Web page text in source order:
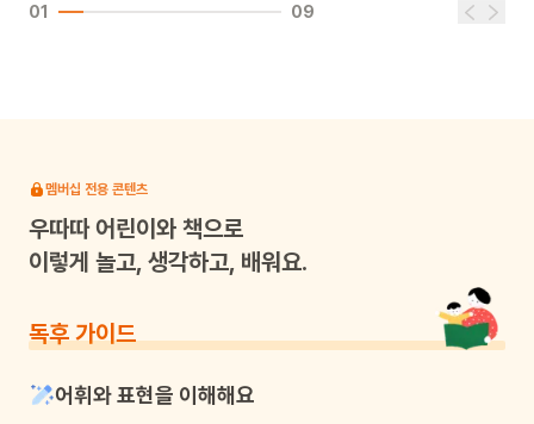
01 09
멤버십 전용 콘텐츠
우따따어린이와 책으로
이렇게 놀고, 생각하고, 배워요.
독후 가이드
어휘와 표현을 이해해요